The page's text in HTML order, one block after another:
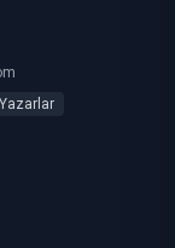
Yazarlar